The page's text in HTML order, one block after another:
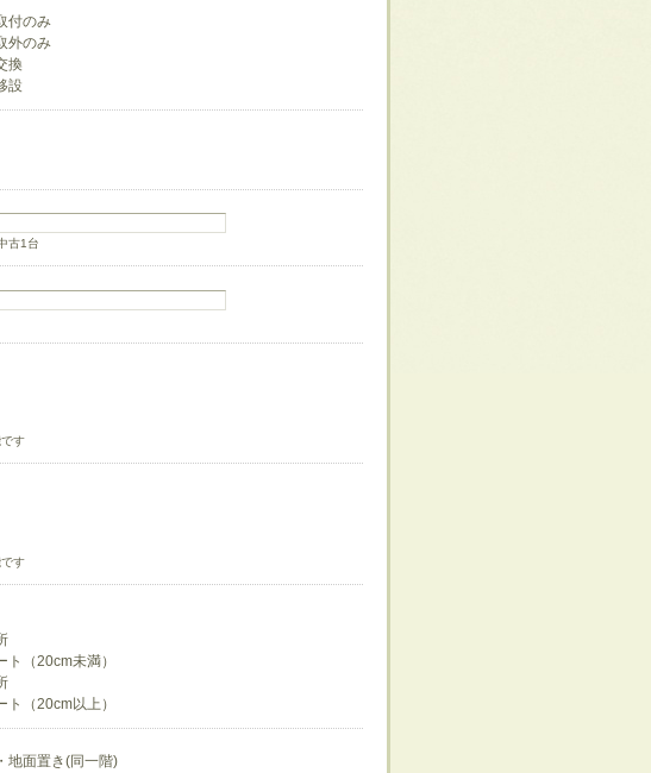
付のみ
外のみ
換
設
古1台
す
す
ト（20cm未満）
ト（20cm以上）
地面置き(同一階)